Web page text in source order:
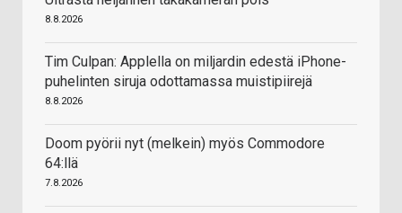
8.8.2026
Tim Culpan: Applella on miljardin edestä iPhone-
puhelinten siruja odottamassa muistipiirejä
8.8.2026
Doom pyörii nyt (melkein) myös Commodore
64:llä
7.8.2026